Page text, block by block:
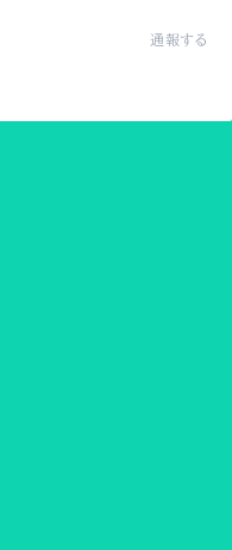
通報する